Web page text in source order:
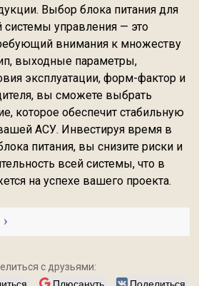
Выбор блока питания для
системы управления — это
внимания к множеству
выходные параметры,
эксплуатации, форм-фактор и
вы сможете выбрать
которое обеспечит стабильную
АСУ. Инвестируя время в
питания, вы снизите риски и
всей системы, что в
на успехе вашего проекта.
с друзьями:
Плюсануть Поделиться